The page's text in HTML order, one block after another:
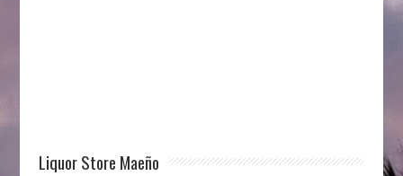
Liquor Store Maeño